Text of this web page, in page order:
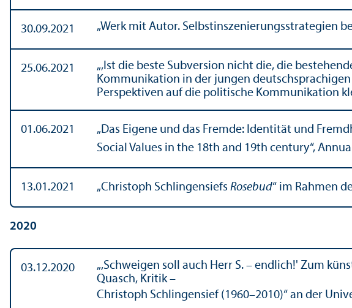
30.09.2021 „Werk mit Autor. Selbstinszenierungs­strategien
25.06.2021
„‚Ist die beste Subversion nicht die, die
Kommunikation in der jungen
Perspektiven auf die politische Kommunikation
01.06.2021
„Das Eigene und das Fremde: Identität und
Social Values in the 18th and 19th century“,
13.01.2021 „Christoph Schlingensiefs Rosebud“ im Rahmen
2020
03.12.2020
„,Schweigen soll auch Herr S. – endlich!' Zum
Quasch, Kritik –
Christoph Schlingensief (1960–2010)“ an der